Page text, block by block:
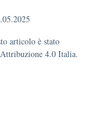
articolo è stato
4.0 Italia.